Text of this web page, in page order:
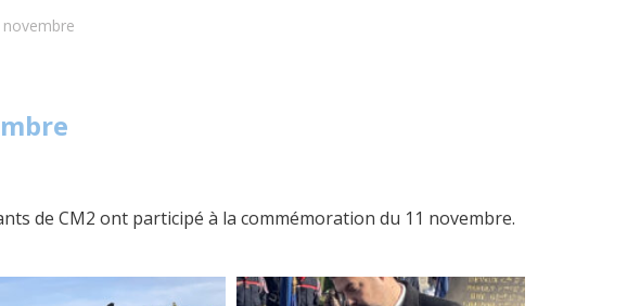
de CM2 ont participé à la commémoration du 11 novembre.